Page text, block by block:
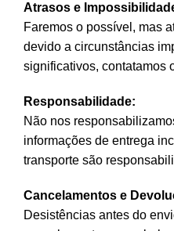
Atrasos e
Faremos o possível, mas
devido a circunstâncias
significativos, contatamos
Responsabilidade:
Não nos
informações de entrega
transporte são
Cancelamentos e
Desistências antes do